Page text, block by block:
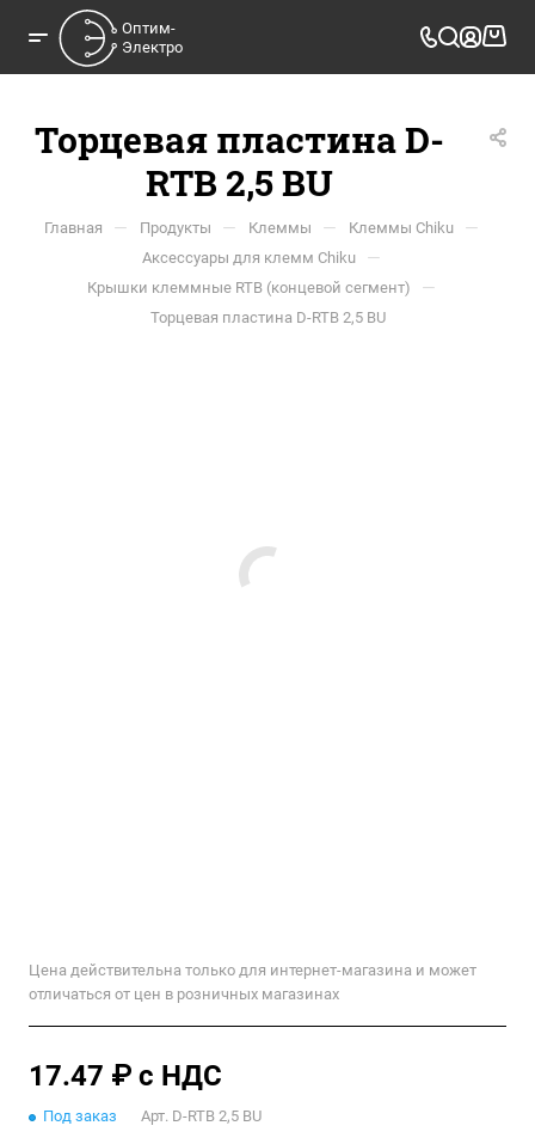
Оптим-
Электро
Торцевая пластина D-
RTB 2,5 BU
Главная — Продукты — Клеммы — Клеммы Chiku —
Аксессуары для клемм Chiku —
Крышки клеммные RTB (концевой сегмент) —
Торцевая пластина D-RTB 2,5 BU
Цена действительна только для интернет-магазина и может
отличаться от цен в розничных магазинах
17.47 ₽ с НДС
Под заказ Арт. D-RTB 2,5 BU